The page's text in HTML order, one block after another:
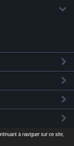
à naviguer sur ce site,